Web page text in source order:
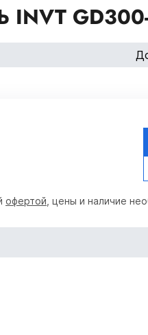
GD300-
офертой , цены и наличие